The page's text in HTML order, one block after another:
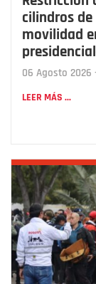
cilindros
movilidad
06 Agosto 2026
LEER MÁS ...